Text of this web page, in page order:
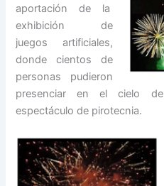
aportación de la
exhibición de
juegos artificiales,
donde cientos de
personas pudieron
presenciar en el cielo
espectáculo de pirotecnia.